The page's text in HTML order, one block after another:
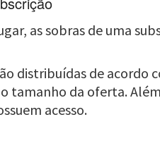
as sobras de uma
distribuídas de
tamanho da oferta.
acesso.